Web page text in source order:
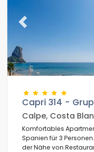
Previous
Capri 314 -
Calpe, Costa
Komfortables
Spanien für 3
der Nähe von